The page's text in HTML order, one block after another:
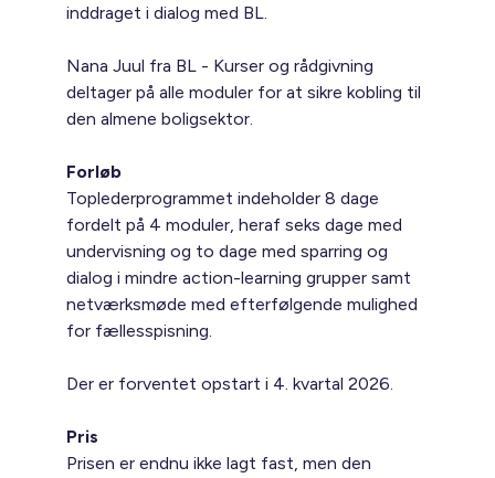
inddraget i dialog med BL.
Nana Juul fra BL - Kurser og rådgivning
deltager på alle moduler for at sikre kobling til
den almene boligsektor.
Forløb
Toplederprogrammet indeholder 8 dage
fordelt på 4 moduler, heraf seks dage med
undervisning og to dage med sparring og
dialog i mindre action-learning grupper samt
netværksmøde med efterfølgende mulighed
for fællesspisning.
Der er forventet opstart i 4. kvartal 2026.
Pris
Prisen er endnu ikke lagt fast, men den